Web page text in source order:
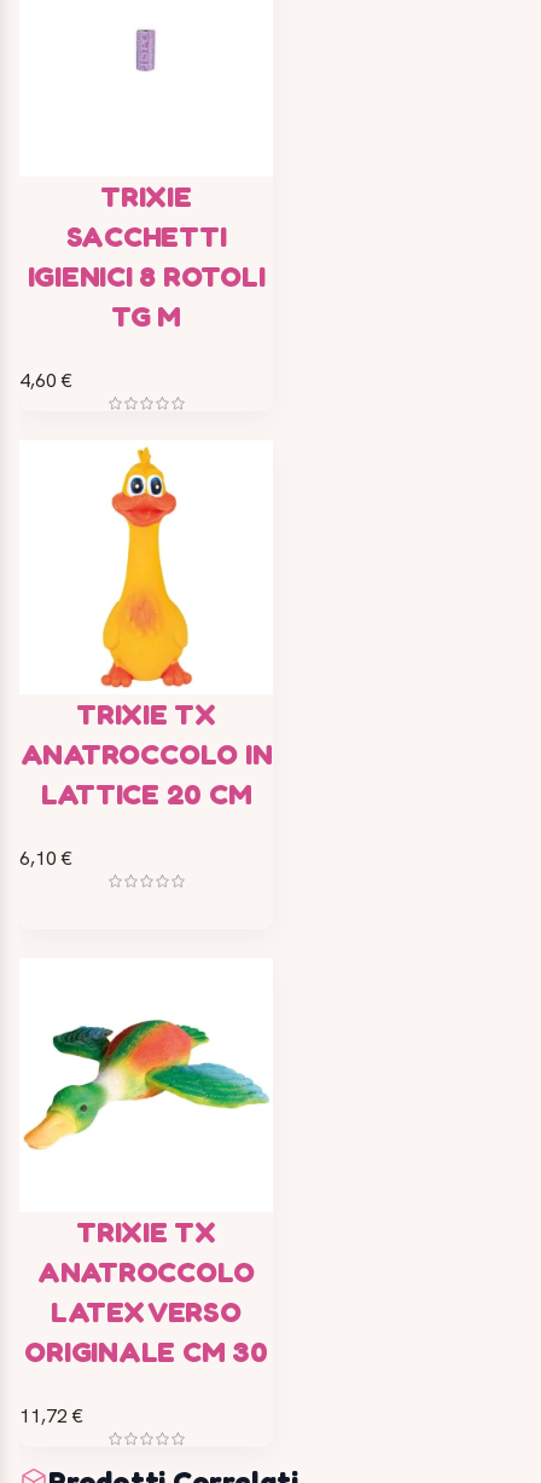
TRIXIE
SACCHETTI
IGIENICI 8 ROTOLI
TG M
4,60 €
TRIXIE TX
ANATROCCOLO IN
LATTICE 20 CM
6,10 €
TRIXIE TX
ANATROCCOLO
LATEX VERSO
ORIGINALE CM 30
11,72 €